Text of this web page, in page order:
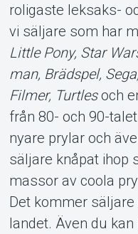
roligaste leksaks-
vi säljare som har
Little Pony, Star
man, Brädspel,
Filmer, Turtlesoch
från 80- och 90-
nyare prylar och
säljare knåpat ihop
massor av coola
Det kommer
landet. Även du